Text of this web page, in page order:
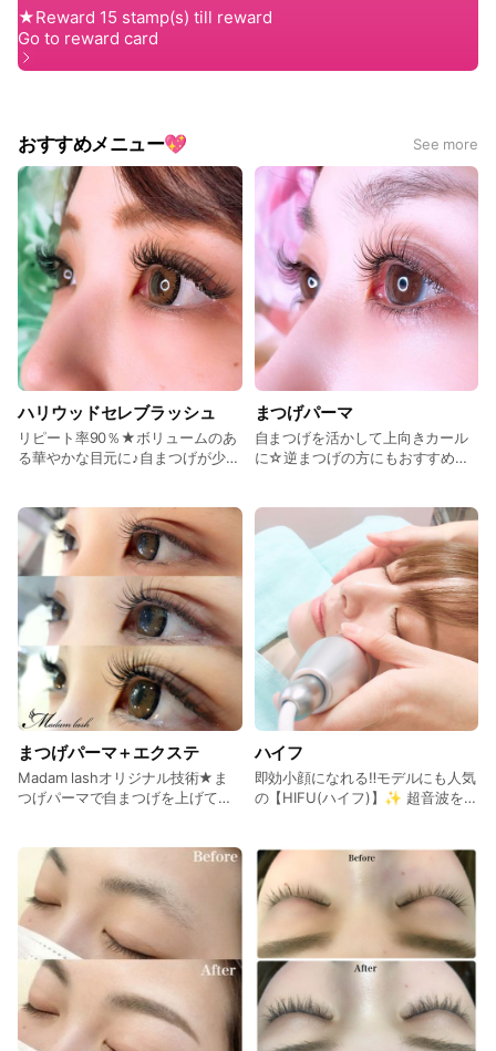
・施術後2日間の過度な飲酒や油物や極端な塩分、糖分は
控えてください。
おすすめメニュー💖 See more
ハリウッドセレブラッシュ
リピート率90％★ボリュームのあ
る華やかな目元に♪自まつげが少な
まつげパーマ
自まつげを活かして上向きカール
に☆逆まつげの方にもおすすめ！
まつげパーマ＋エクステ
Madam lashオリジナル技術★ま
つげパーマで自まつげを上げてか
ュームUP！
ハイフ
即効小顔になれる‼️モデルにも人気
の【HIFU(ハイフ)】✨ 超音波を1
イスラインはシュッとシャープに♪
施術後もすぐに効果は目に見えて
わかりますが、2週間〜1ヶ月かけ
て更に引き締まりリフトアップし
ていきます❗️